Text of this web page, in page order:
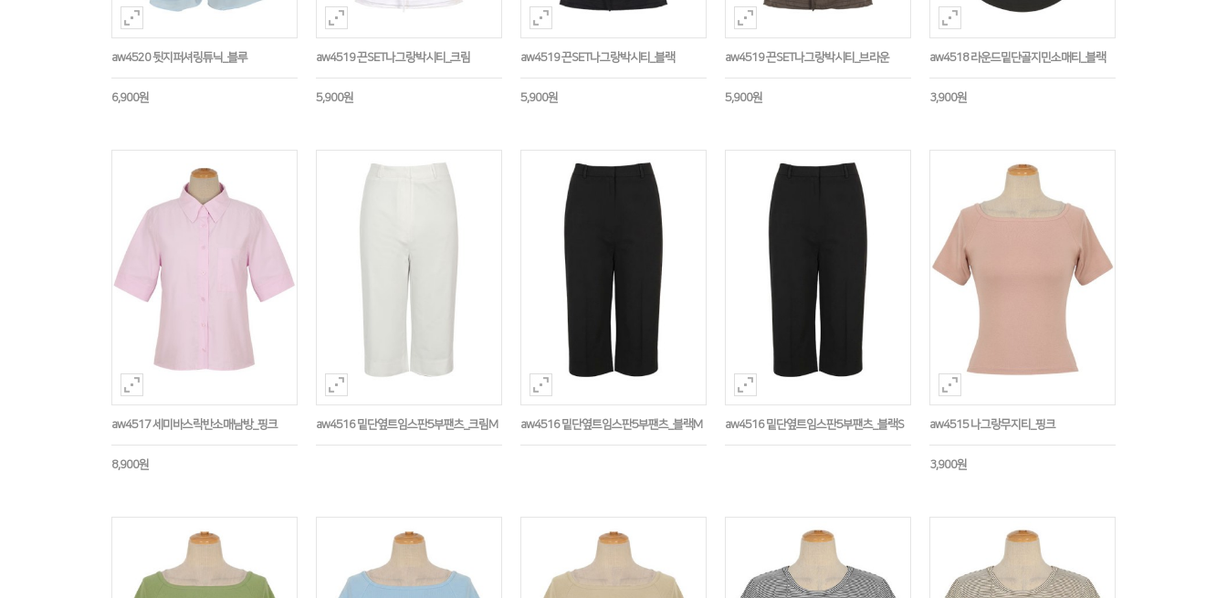
aw4520 뒷지퍼셔링튜닉_블루
6,900원
aw4519 끈SET나그랑박시티_크림
5,900원
aw4519 끈SET나그랑박시티_블랙
5,900원
aw4519 끈SET나그랑박시티_브라운
5,900원
aw4518 라운드밑단골지민소매티_블랙
3,900원
aw4517 세미바스락반소매남방_핑크
8,900원
aw4516 밑단옆트임스판5부팬츠_크림M aw4516 밑단옆트임스판5부팬츠_블랙M aw4516 밑단옆트임스판5부팬츠_블랙S aw4515 나그랑무지티_핑크
3,900원